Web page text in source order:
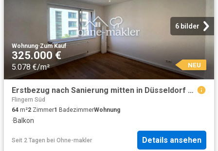
6 bilder
Wohnung·Zum Kauf
325.000 €
5.078 €/m² NEU
Erstbezug nach Sanierung mitten in Düsseldorf steuerliche Vorteile
Flingern Süd
64 m²2 Zimmer1 BadezimmerWohnung
·Balkon
Seit 2 Tagen bei Ohne-makler Details ansehen